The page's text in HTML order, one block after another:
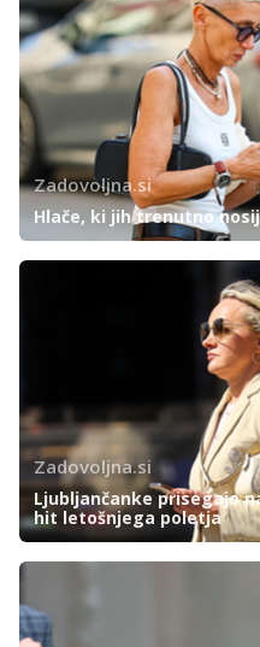
Zadovoljna.si
Hlače, ki jih trenutno
Zadovoljna.si
Ljubljančanke prisegajo
hit letošnjega poletja